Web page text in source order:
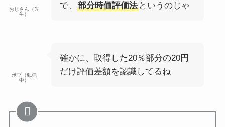
おじさん（先
生）
で、
部分時価評価法というのじゃ
ボブ（勉強
中）
確かに、取得した20％部分の20円
だけ評価差額を認識してるね